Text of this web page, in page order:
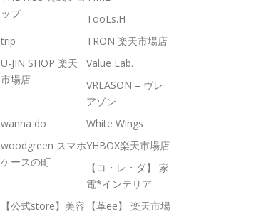
ップ
TooLs.H
trip
TRON 楽天市場店
U-JIN SHOP 楽天
市場店
Value Lab.
VREASON – ヴレ
アゾン
wanna do
White Wings
woodgreen スマホ
ケースの町
YHBOX楽天市場店
【コ・レ・ダ】 家
電*インテリア
【公式store】美容
【革ee】 楽天市場